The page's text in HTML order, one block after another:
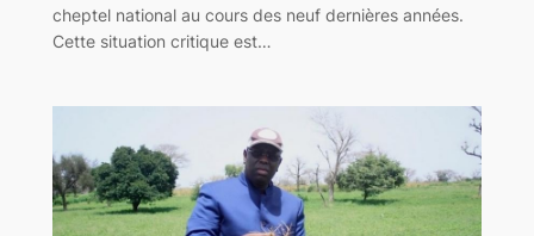
cheptel national au cours des neuf dernières années.
Cette situation critique est…